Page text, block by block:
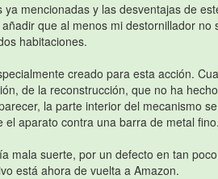
ya mencionadas y las desventajas de
que al menos mi destornillador no
habitaciones.
creado para esta acción.
de la reconstrucción, que no ha
la parte interior del mecanismo
el aparato contra una barra de metal
mala suerte, por un defecto en tan
está ahora de vuelta a Amazon.